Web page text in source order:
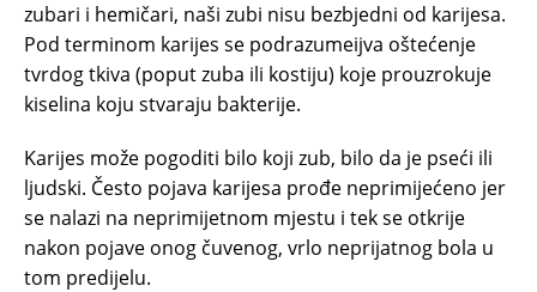
zubari i hemičari, naši zubi nisu bezbjedni od karijesa.
Pod terminom karijes se podrazumeijva oštećenje
tvrdog tkiva (poput zuba ili kostiju) koje prouzrokuje
kiselina koju stvaraju bakterije.
Karijes može pogoditi bilo koji zub, bilo da je pseći ili
ljudski. Često pojava karijesa prođe neprimijećeno jer
se nalazi na neprimijetnom mjestu i tek se otkrije
nakon pojave onog čuvenog, vrlo neprijatnog bola u
tom predijelu.